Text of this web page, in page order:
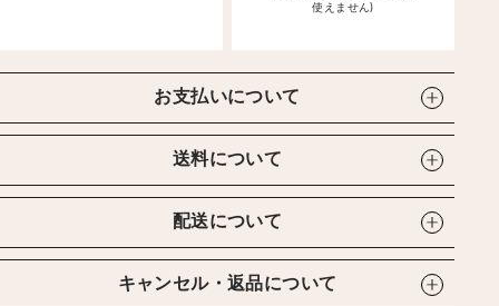
使えません)
お支払いについて
送料について
配送について
キャンセル・返品について